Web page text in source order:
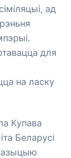
ад
для
на ласку
Купава
Беларусі